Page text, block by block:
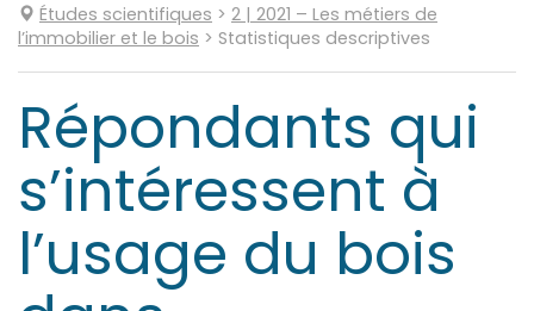
Études scientifiques > 2 | 2021 – Les métiers de
l’immobilier et le bois > Statistiques descriptives
Répondants qui
s’intéressent à
l’usage du bois